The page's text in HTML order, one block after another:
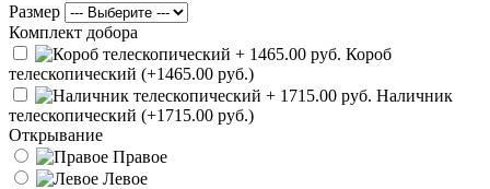
Размер
Комплект добора
Короб
телескопический (+1465.00 руб.)
Наличник
телескопический (+1715.00 руб.)
Открывание
Правое
Левое